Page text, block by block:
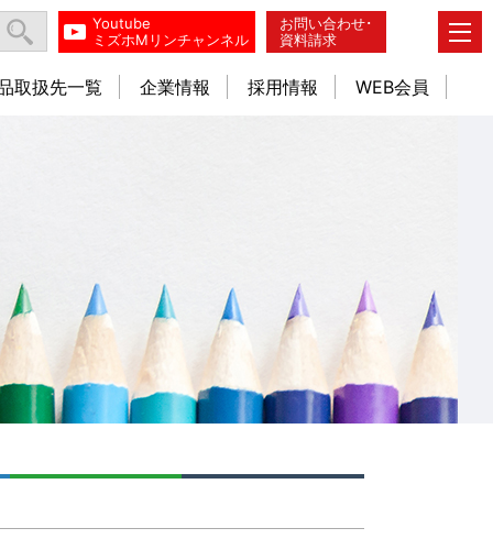
お問い合わせ･
資料請求
Youtube
ミズホMリンチャンネル
取扱先一覧 企業情報 採用情報 WEB会員